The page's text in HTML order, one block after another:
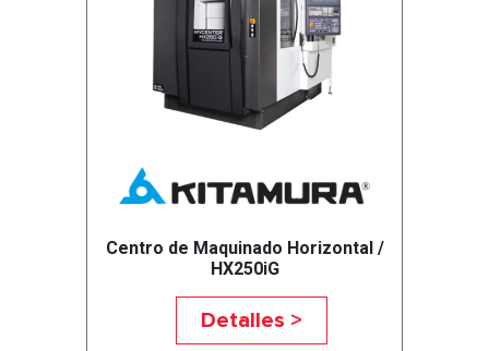
Centro de Maquinado Horizontal /
HX250iG
Detalles >